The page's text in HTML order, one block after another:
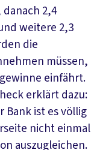
2,4
weitere 2,3
die
müssen,
einfährt.
erklärt dazu:
Bank ist es völlig
nicht einmal
auszugleichen.